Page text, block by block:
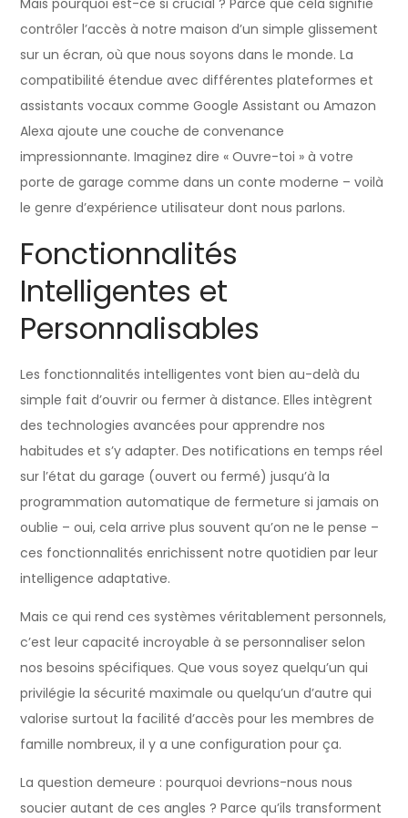
contrôler l’accès à notre maison d’un simple glissement
sur un écran, où que nous soyons dans le monde. La
compatibilité étendue avec différentes plateformes et
assistants vocaux comme Google Assistant ou Amazon
Alexa ajoute une couche de convenance
impressionnante. Imaginez dire « Ouvre-toi » à votre
porte de garage comme dans un conte moderne – voilà
le genre d’expérience utilisateur dont nous parlons.
Fonctionnalités
Intelligentes et
Personnalisables
Les fonctionnalités intelligentes vont bien au-delà du
simple fait d’ouvrir ou fermer à distance. Elles intègrent
des technologies avancées pour apprendre nos
habitudes et s’y adapter. Des notifications en temps réel
sur l’état du garage (ouvert ou fermé) jusqu’à la
programmation automatique de fermeture si jamais on
oublie – oui, cela arrive plus souvent qu’on ne le pense –
ces fonctionnalités enrichissent notre quotidien par leur
intelligence adaptative.
Mais ce qui rend ces systèmes véritablement personnels,
c’est leur capacité incroyable à se personnaliser selon
nos besoins spécifiques. Que vous soyez quelqu’un qui
privilégie la sécurité maximale ou quelqu’un d’autre qui
valorise surtout la facilité d’accès pour les membres de
famille nombreux, il y a une configuration pour ça.
La question demeure : pourquoi devrions-nous nous
soucier autant de ces angles ? Parce qu’ils transforment